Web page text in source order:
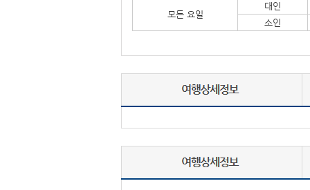
모든 요일
대인
소인